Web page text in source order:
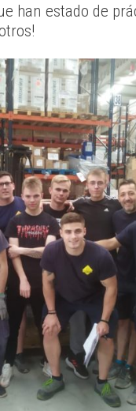
han estado de